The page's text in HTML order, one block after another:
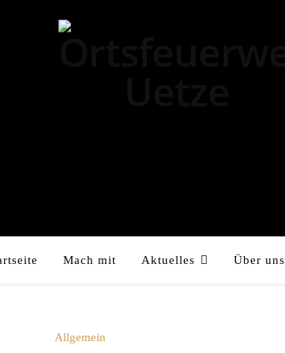
Mach mit Aktuelles Über uns
Allgemein